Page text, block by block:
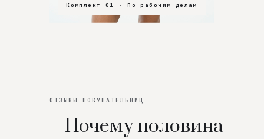
Комплект 01 · По рабочим делам
Комплект 02 · В зал
Комплект 03 · На особенный вечер
ОТЗЫВЫ ПОКУПАТЕЛЬНИЦ
Почему половина